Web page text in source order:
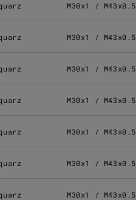
M30x1 / M43x0.5
M30x1 / M43x0.5
M30x1 / M43x0.5
M30x1 / M43x0.5
M30x1 / M43x0.5
M30x1 / M43x0.5
M30x1 / M43x0.5